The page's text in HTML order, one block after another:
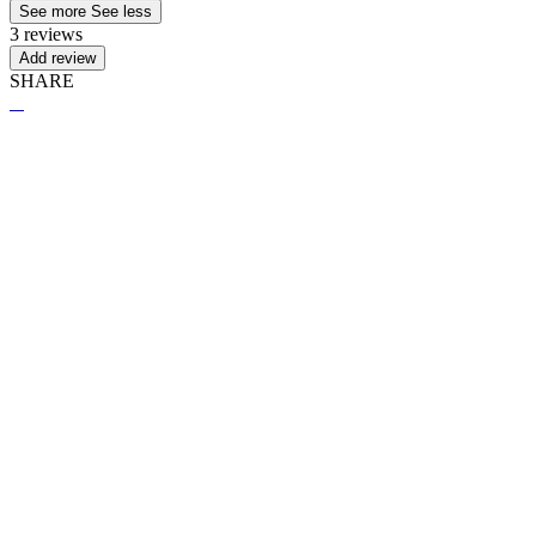
See more See less
3 reviews
Add review
SHARE